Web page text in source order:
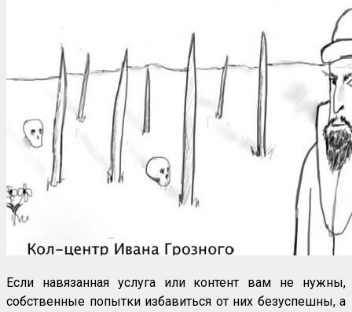
Если навязанная услуга или контент вам не нужны,
собственные попытки избавиться от них безуспешны, а